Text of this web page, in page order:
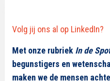
Volg jij ons al op LinkedIn?
Met onze rubriek In de
begunstigers en
maken we de mensen